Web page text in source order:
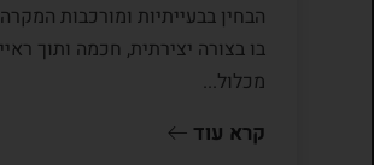
הבחין בבעייתיות ומורכבות
בו בצורה יצירתית, חכמה ותוך
מכלול...
קרא עוד